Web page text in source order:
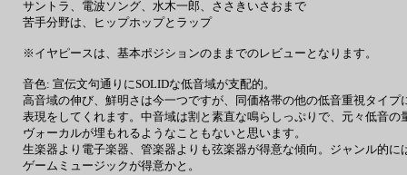
サントラ、電波ソング、水木一郎、ささきいさおまで
苦手分野は、ヒップホップとラップ
※イヤピースは、基本ポジションのままでのレビューとなります。
音色: 宣伝文句通りにSOLIDな低音域が支配的。
高音域の伸び、鮮明さは今一つですが、同価格帯の他の低音重視タイプ
表現をしてくれます。中音域は割と素直な鳴らしっぷりで、元々低音の
ヴォーカルが埋もれるようなこともないと思います。
生楽器より電子楽器、管楽器よりも弦楽器が得意な傾向。ジャンル的に
ゲームミュージックが得意かと。